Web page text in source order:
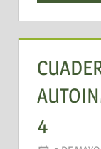
4